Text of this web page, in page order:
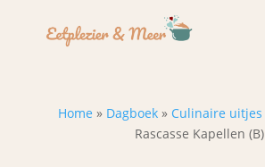
Home » Dagboek» Culinaire uitjes
Rascasse Kapellen (B)